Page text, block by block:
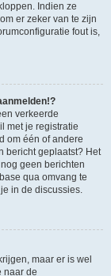
Indien ze
er zeker van te zijn
fout is,
verkeerde
met je registratie
om één of andere
bericht geplaatst? Het
geen berichten
qua omvang te
in de discussies.
maar er is wel
naar de